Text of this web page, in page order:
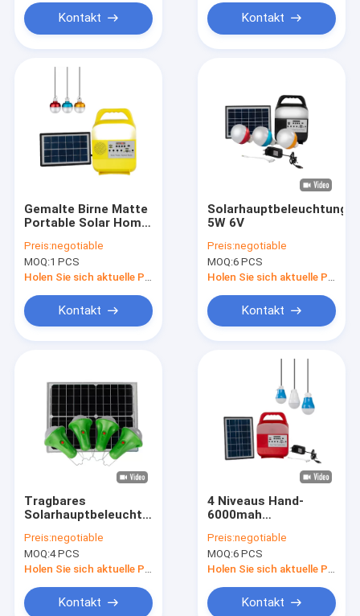
Produkte
Videos
Über uns
Fordern Sie ein Angebot an
Kontakt Kontakt
Gemalte Birne Matte
Portable Solar Home
3PCS LED mit
Sonnenkollektor
Preis:negotiable
MOQ:1 PCS
Holen Sie sich aktuelle Preis
Kontakt
5W 6V
Preis:negotiable
MOQ:6 PCS
Holen Sie sich aktuelle Preis
Kontakt
Tragbares
Solarhauptbeleuchtungssystem
25W für Kampieren
das im Freien
Preis:negotiable
MOQ:4 PCS
Holen Sie sich aktuelle Preis
Kontakt
4 Niveaus Hand-
6000mah
HauptKit For Crafts
Preis:negotiable
MOQ:6 PCS
Holen Sie sich aktuelle Preis
Kontakt